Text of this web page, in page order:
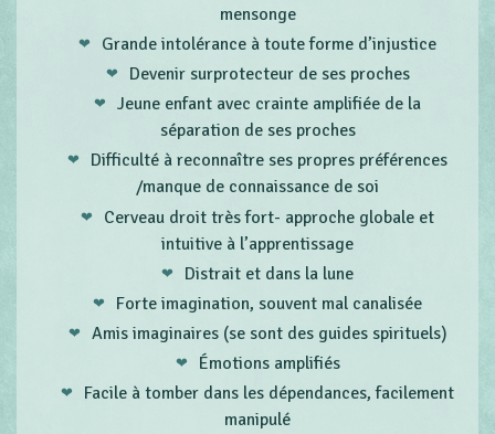
mensonge
Grande intolérance à toute forme d’injustice
Devenir surprotecteur de ses proches
Jeune enfant avec crainte amplifiée de la
séparation de ses proches
Difficulté à reconnaître ses propres préférences
/manque de connaissance de soi
Cerveau droit très fort- approche globale et
intuitive à l’apprentissage
Distrait et dans la lune
Forte imagination, souvent mal canalisée
Amis imaginaires (se sont des guides spirituels)
Émotions amplifiés
Facile à tomber dans les dépendances, facilement
manipulé